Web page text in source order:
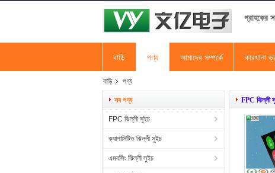
গ্রাহকের
বাড়ি পণ্য আমাদের সম্পর্কে কারখানা
বাড়ি পণ্য
সব পণ্য
FPC ঝিল্লী সুইচ
ক্যাপাসিটিভ ঝিল্লী সুইচ
এমবসিং ঝিল্লী সুইচ
FPC ঝিল্লী